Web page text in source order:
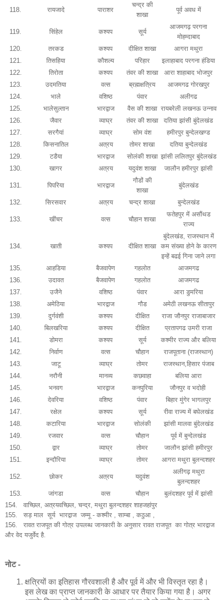
118. रायजादे पाराशर
चन्द्र की
शाखा
पूर्व अवध में
119. सिंहेल कश्यप सूर्य
आजमगढ़ परगना
मोहम्दाबाद
120.
तरकड कश्यप दीक्षित शाखा
आगरा मथुरा
121.
तिसहिया कौशल्य परिहार
इलाहाबाद परगना हंडिया
122.
तिरोता कश्यप तंवर की शाखा
आरा शाहाबाद भोजपुर
123.
उदमतिया वत्स ब्रह्मक्षत्रिय
आजमगढ गोरखपुर
124.
भाले वशिष्ठ पंवार
अलीगढ
125.
भालेसुल्तान भारद्वाज वैस की शाखा रायबरेली लखनऊ उन्नाव
126.
जैवार व्याघ्र तंवर की शाखा
दतिया झांसी बुंदेलखंड
127.
सरगैयां व्याघ्र सोम वंश
हमीरपुर बुन्देलखण्ड
128.
किसनातिल अत्रय तोमर शाखा
दतिया बुन्देलखंड
129.
टडैया भारद्वाज सोलंकी शाखा झांसी ललितपुर बुंदेलखंड
130.
खागर अत्रय यदुवंश शाखा जालौन हमीरपुर झांसी
131. पिपरिया भारद्वाज
गौडों की
शाखा
बुंदेलखंड
132. सिरसवार अत्रय चन्द्र शाखा बुन्देलखंड
133. खींचर वत्स चौहान शाखा
फतेहपुर में असौंथड
राज्य
134. खाती कश्यप दीक्षित शाखा
बुंदेलखंड, राजस्थान में
कम संख्या होने के कारण
इन्हें बढई गिना जाने लगा
135.
आहडिया बैजवापेण गहलोत
आजमगढ
136.
उदावत बैजवापेण गहलोत
आजमगढ
137.
उजैने वशिष्ठ पंवार
आरा डुमरिया
138.
अमेठिया भारद्वाज गौड
अमेठी लखनऊ सीतापुर
139.
दुर्गवंशी कश्यप दीक्षित
राजा जौनपुर राजाबाजार
140.
बिलखरिया कश्यप दीक्षित
प्रतापगढ उमरी राजा
141.
डोमरा कश्यप सूर्य
कश्मीर राज्य और बलिया
142.
निर्वाण वत्स चौहान
राजपूताना (राजस्थान)
143.
जाटू व्याघ्र तोमर
राजस्थान,हिसार पंजाब
144.
नरौनी मानव्य कछवाहा
बलिया आरा
145.
भनवग भारद्वाज कनपुरिया
जौनपुर व भदोही
146.
देवरिया वशिष्ठ पंवार
बिहार मुंगेर भागलपुर
147.
रक्षेल कश्यप सूर्य
रीवा राज्य में बघेलखंड
148.
कटारिया भारद्वाज सोलंकी
झांसी मालवा बुंदेलखंड
149.
रजवार वत्स चौहान
पूर्व में बुन्देलखंड
150.
द्वार व्याघ्र तोमर
जालौन झांसी हमीरपुर
151.
इन्दौरिया व्याघ्र तोमर आगरा मथुरा बुलन्दशहर
152. छोकर अत्रय यदुवंश
अलीगढ़ मथुरा
बुलन्दशहर
153.
जांगडा वत्स चौहान
बुलंदशहर पूर्व में झांसी
154. वाच्छिल, अत्रयवच्छिल, चन्द्र, मथुरा बुलन्दशहर शाहजहांपुर
155. सड़ माल सूर्य भारद्वाज जम्मू - कश्मीर , साम्बा , कठुआ ,
156. रावत राजपूत की गोत्र उपलब्ध जानकारी के अनुसार रावत राजपूत का गोत्र भारद्वाज
और वेद यजुर्वेद है.
नोट -
क्षत्रियों का इतिहास गौरवशाली है और पूर्व में और भी विस्तृत रहा है।
इस लेख का प्राप्त जानकारी के आधार पर तैयार किया गया है। अगर